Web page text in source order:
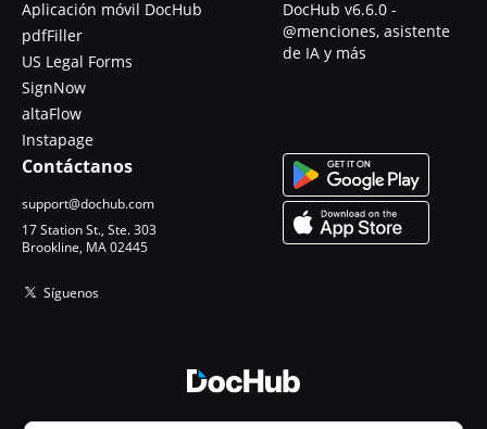
Aplicación móvil DocHub
pdfFiller
US Legal Forms
SignNow
altaFlow
Instapage
DocHub v6.6.0 -
@menciones, asistente
de IA y más
Contáctanos
support@dochub.com
17 Station St., Ste. 303
Brookline, MA 02445
Síguenos